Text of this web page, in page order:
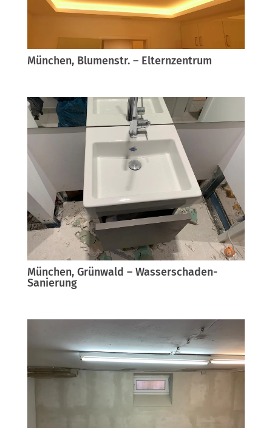
München, Blumenstr. – Elternzentrum
München, Grünwald – Wasserschaden-
Sanierung